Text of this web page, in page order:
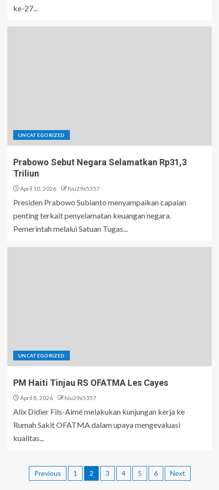
ke-27...
UNCATEGORIZED
Prabowo Sebut Negara Selamatkan Rp31,3
Triliun
April 10, 2026 hiu29x5357
Presiden Prabowo Subianto menyampaikan capaian
penting terkait penyelamatan keuangan negara.
Pemerintah melalui Satuan Tugas...
UNCATEGORIZED
PM Haiti Tinjau RS OFATMA Les Cayes
April 8, 2026 hiu29x5357
Alix Didier Fils-Aimé melakukan kunjungan kerja ke
Rumah Sakit OFATMA dalam upaya mengevaluasi
kualitas...
Previous 1 2 3 4 5 6 Next